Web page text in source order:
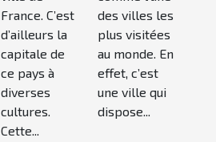
France. C’est
d’ailleurs la
capitale de
ce pays à
diverses
cultures.
Cette...
des villes les
plus visitées
au monde. En
effet, c’est
une ville qui
dispose...